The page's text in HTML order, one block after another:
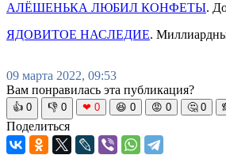
АЛЁШЕНЬКА ЛЮБИЛ КОНФЕТЫ.
ЯДОВИТОЕ НАСЛЕДИЕ.
09 марта 2022, 09:53
Вам понравилась эта публикация?
👍 0 👎 0 ❤ 0 😆 0 😡 0 🤔 0
Поделиться